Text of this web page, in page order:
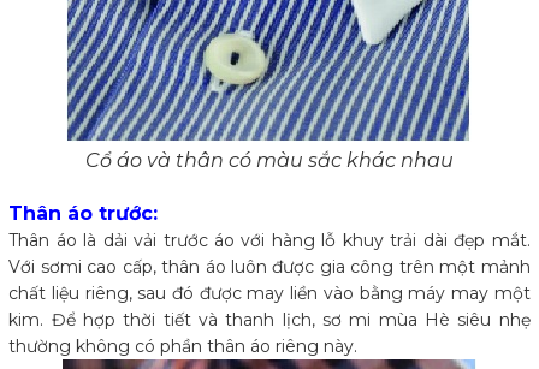
Cổ áo và thân có màu sắc khác nhau
Thân áo trước:
Thân áo là dải vải trước áo với hàng lỗ khuy trải dài đẹp mắt.
Với sơmi cao cấp, thân áo luôn được gia công trên một mảnh
chất liệu riêng, sau đó được may liền vào bằng máy may một
kim. Để hợp thời tiết và thanh lịch, sơ mi mùa Hè siêu nhẹ
thường không có phần thân áo riêng này.